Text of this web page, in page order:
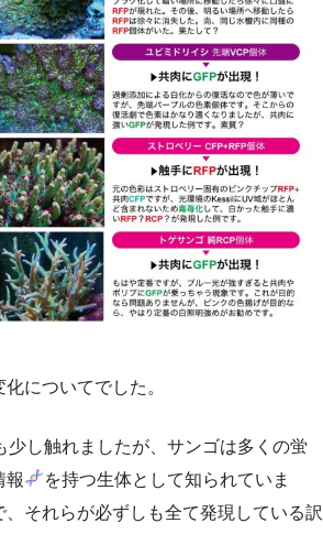
についてでした。
少し触れましたが、サンゴは多くの蛍
報
を持つ生体として知られていま
それらが必ずしも全て発現している訳